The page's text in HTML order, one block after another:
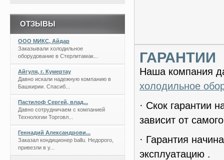
ГАРАНТИИ
Наша компания
холодильное
· Скок гарантии
зависит от
· Гарантия
эксплуатацию .
ОТЗЫВЫ
ООО МИКС, Айдар
Заказывали холодильное
оборудование в Стерлитамак...
Айгуля, г. Кумертау
Давно искали надежную компанию в
Башкирии. Спасиб...
Пастилоф Сергей, влад...
Давно сотрудничаем с компанией
Технологии Торговл...
Геннадий Александрови...
Заказал кондиционер ballu. Недорого,
привезли в у...